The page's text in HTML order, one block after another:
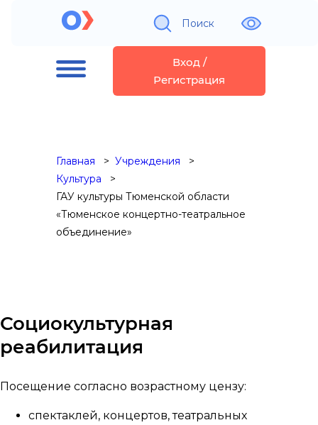
Поиск
Вход /
Регистрация
Главная
Учреждения
Культура
ГАУ культуры Тюменской области
«Тюменское концертно-театральное
объединение»
Социокультурная
реабилитация
Посещение согласно возрастному цензу:
спектаклей, концертов, театральных